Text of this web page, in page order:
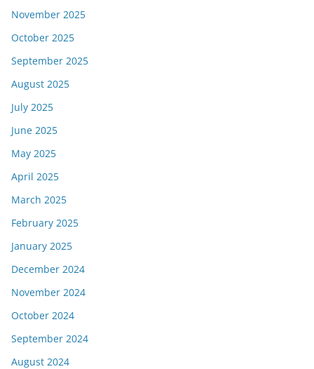
November 2025
October 2025
September 2025
August 2025
July 2025
June 2025
May 2025
April 2025
March 2025
February 2025
January 2025
December 2024
November 2024
October 2024
September 2024
August 2024